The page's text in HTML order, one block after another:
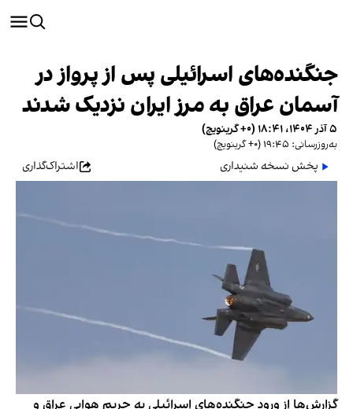
جنگنده‌های اسرائیلی پس از پرواز در
آسمان عراق به مرز ایران نزدیک شدند
۵ آذر ۱۴۰۴، ۱۸:۴۱ (‎+۰ گرینویچ)
به‌روزرسانی: ۱۹:۴۵ (‎+۰ گرینویچ)
پخش نسخه شنیداری اشتراک‌گذاری
گزارش‌ها از ورود جنگنده‌های اسرائیلی به حریم هوایی عراق و